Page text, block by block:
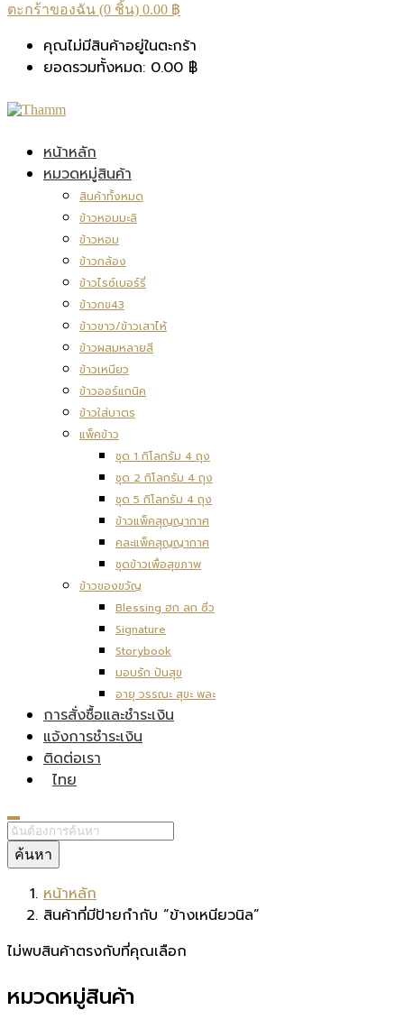
ตะกร้าของฉัน (0 ชิ้น) 0.00 ฿
คุณไม่มีสินค้าอยู่ในตะกร้า
ยอดรวมทั้งหมด: 0.00 ฿
หน้าหลัก
หมวดหมู่สินค้า
สินค้าทั้งหมด
ข้าวหอมมะลิ
ข้าวหอม
ข้าวกล้อง
ข้าวไรซ์เบอร์รี่
ข้าวกข43
ข้าวขาว/ข้าวเสาไห้
ข้าวผสมหลายสี
ข้าวเหนียว
ข้าวออร์แกนิค
ข้าวใส่บาตร
แพ็คข้าว
ชุด 1 กิโลกรัม 4 ถุง
ชุด 2 กิโลกรัม 4 ถุง
ชุด 5 กิโลกรัม 4 ถุง
ข้าวแพ็คสุญญากาศ
คละแพ็คสุญญากาศ
ชุดข้าวเพื่อสุขภาพ
ข้าวของขวัญ
Blessing ฮก ลก ซิ่ว
Signature
Storybook
มอบรัก ปันสุข
อายุ วรรณะ สุขะ พละ
การสั่งซื้อและชำระเงิน
แจ้งการชำระเงิน
ติดต่อเรา
ไทย
ค้นหา
หน้าหลัก
สินค้าที่มีป้ายกำกับ “ข้างเหนียวนิล”
ไม่พบสินค้าตรงกับที่คุณเลือก
หมวดหมู่สินค้า